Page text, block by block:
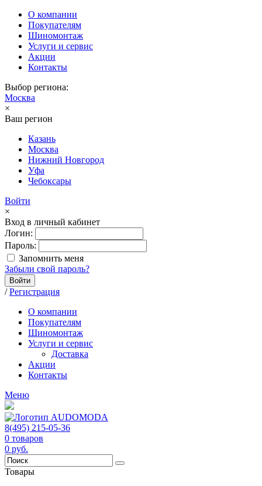
О компании
Покупателям
Шиномонтаж
Услуги и сервис
Акции
Контакты
Выбор региона:
Москва
×
Ваш регион
Казань
Москва
Нижний Новгород
Уфа
Чебоксары
Войти
×
Вход в личный кабинет
Логин:
Пароль:
Запомнить меня
Забыли свой пароль?
Войти
/ Регистрация
О компании
Покупателям
Шиномонтаж
Услуги и сервис
Доставка
Акции
Контакты
Меню
8(495) 215-05-36
0 товаров
0 руб.
Товары